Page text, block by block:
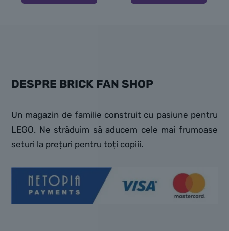
DESPRE BRICK FAN SHOP
Un magazin de familie construit cu pasiune pentru
LEGO. Ne străduim să aducem cele mai frumoase
seturi la prețuri pentru toți copiii.